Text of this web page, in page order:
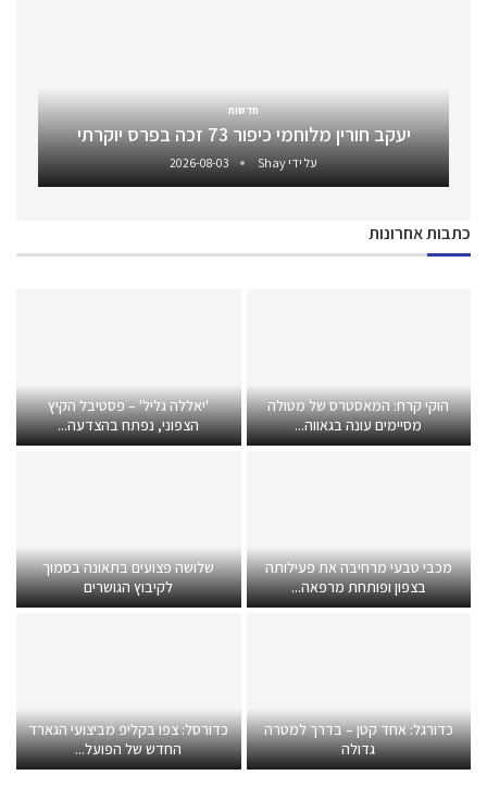
חדשות
יעקב חורין מלוחמי כיפור 73 זכה בפרס יוקרתי
על ידיShay
2026-08-03
כתבות אחרונות
הוקי קרח: המאסטרס של מטולה
מסיימים עונה בגאווה...
'יאללה גליל' – פסטיבל הקיץ
הצפוני, נפתח בהצדעה...
מכבי טבעי מרחיבה את פעילותה
בצפון ופותחת מרפאה...
שלושה פצועים בתאונה בסמוך
לקיבוץ הגושרים
כדורגל: אחד קטן – בדרך למטרה
גדולה
כדורסל: צפו בקליפ מביצועי הגארד
החדש של הפועל...